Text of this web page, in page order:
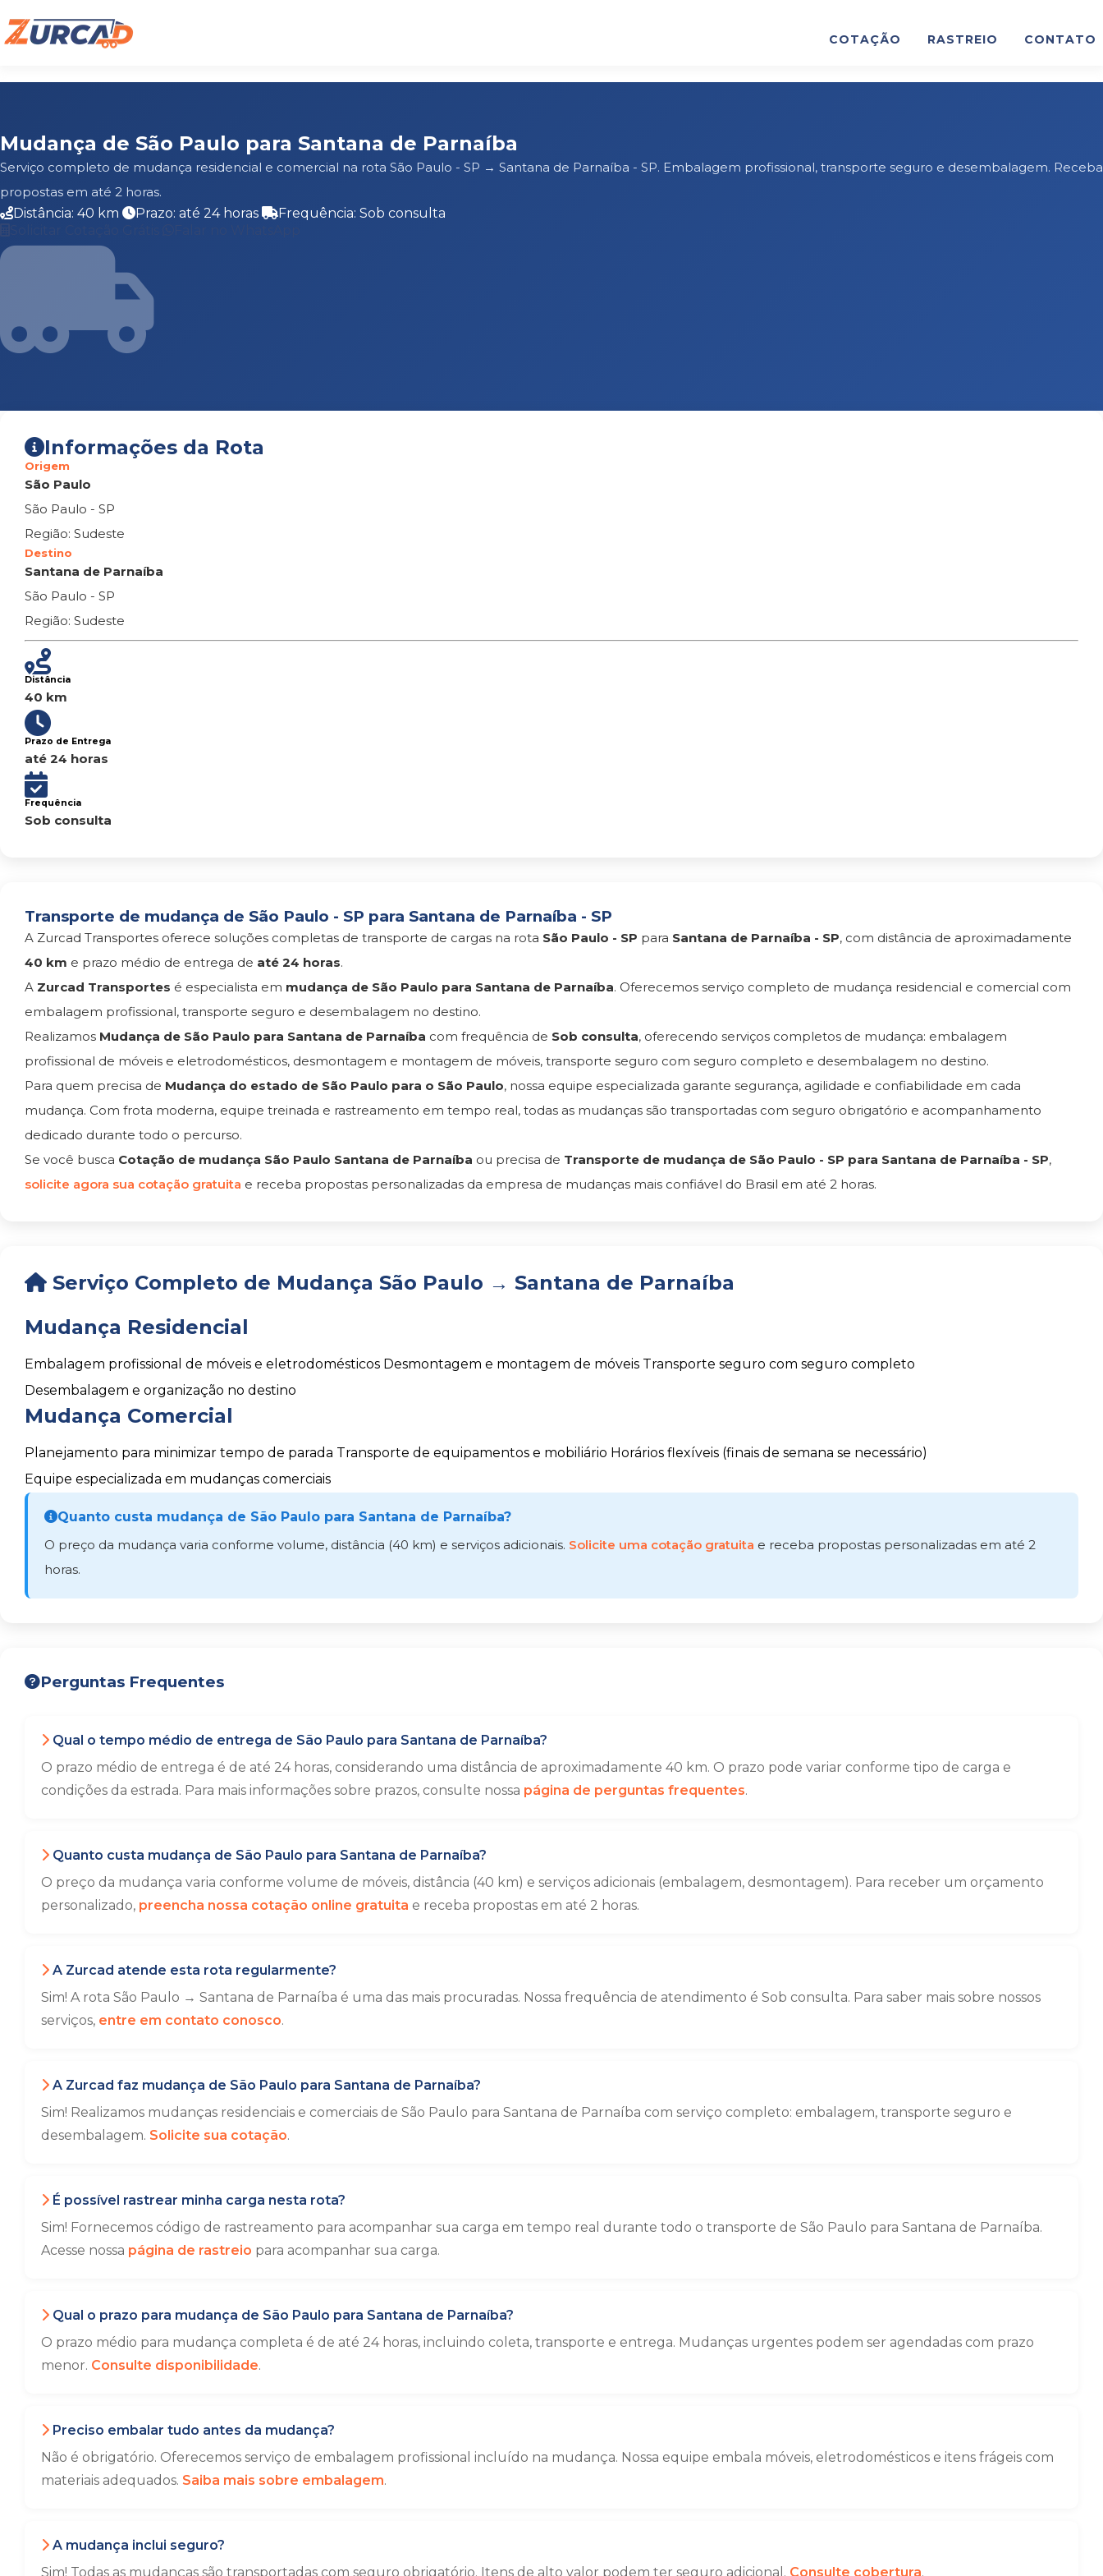
COTAÇÃO RASTREIO CONTATO
Mudança de São Paulo para Santana de Parnaíba
Serviço completo de mudança residencial e comercial na rota São Paulo - SP → Santana de Parnaíba - SP. Embalagem profissional, transporte seguro e desembalagem. Receba
propostas em até 2 horas.
Distância: 40 km
Prazo: até 24 horas
Frequência: Sob consulta
Informações da Rota
Origem
São Paulo
São Paulo - SP
Região: Sudeste
Destino
Santana de Parnaíba
São Paulo - SP
Região: Sudeste
Distância
40 km
Prazo de Entrega
até 24 horas
Frequência
Sob consulta
Transporte de mudança de São Paulo - SP para Santana de Parnaíba - SP
A Zurcad Transportes oferece soluções completas de transporte de cargas na rota São Paulo - SP para Santana de Parnaíba - SP, com distância de aproximadamente
40 km e prazo médio de entrega de até 24 horas.
A Zurcad Transportes é especialista em mudança de São Paulo para Santana de Parnaíba. Oferecemos serviço completo de mudança residencial e comercial com
embalagem profissional, transporte seguro e desembalagem no destino.
Realizamos Mudança de São Paulo para Santana de Parnaíba com frequência de Sob consulta, oferecendo serviços completos de mudança: embalagem
profissional de móveis e eletrodomésticos, desmontagem e montagem de móveis, transporte seguro com seguro completo e desembalagem no destino.
Para quem precisa de Mudança do estado de São Paulo para o São Paulo, nossa equipe especializada garante segurança, agilidade e confiabilidade em cada
mudança. Com frota moderna, equipe treinada e rastreamento em tempo real, todas as mudanças são transportadas com seguro obrigatório e acompanhamento
dedicado durante todo o percurso.
Se você busca Cotação de mudança São Paulo Santana de Parnaíba ou precisa de Transporte de mudança de São Paulo - SP para Santana de Parnaíba - SP,
solicite agora sua cotação gratuita e receba propostas personalizadas da empresa de mudanças mais confiável do Brasil em até 2 horas.
Serviço Completo de Mudança São Paulo → Santana de Parnaíba
Mudança Residencial
Embalagem profissional de móveis e eletrodomésticos Desmontagem e montagem de móveis Transporte seguro com seguro completo
Desembalagem e organização no destino
Mudança Comercial
Planejamento para minimizar tempo de parada Transporte de equipamentos e mobiliário Horários flexíveis (finais de semana se necessário)
Equipe especializada em mudanças comerciais
Quanto custa mudança de São Paulo para Santana de Parnaíba?
O preço da mudança varia conforme volume, distância (40 km) e serviços adicionais. Solicite uma cotação gratuita e receba propostas personalizadas em até 2
horas.
Perguntas Frequentes
Qual o tempo médio de entrega de São Paulo para Santana de Parnaíba?
O prazo médio de entrega é de até 24 horas, considerando uma distância de aproximadamente 40 km. O prazo pode variar conforme tipo de carga e
condições da estrada. Para mais informações sobre prazos, consulte nossa página de perguntas frequentes.
Quanto custa mudança de São Paulo para Santana de Parnaíba?
O preço da mudança varia conforme volume de móveis, distância (40 km) e serviços adicionais (embalagem, desmontagem). Para receber um orçamento
personalizado, preencha nossa cotação online gratuita e receba propostas em até 2 horas.
A Zurcad atende esta rota regularmente?
Sim! A rota São Paulo → Santana de Parnaíba é uma das mais procuradas. Nossa frequência de atendimento é Sob consulta. Para saber mais sobre nossos
serviços, entre em contato conosco.
A Zurcad faz mudança de São Paulo para Santana de Parnaíba?
Sim! Realizamos mudanças residenciais e comerciais de São Paulo para Santana de Parnaíba com serviço completo: embalagem, transporte seguro e
desembalagem. Solicite sua cotação.
É possível rastrear minha carga nesta rota?
Sim! Fornecemos código de rastreamento para acompanhar sua carga em tempo real durante todo o transporte de São Paulo para Santana de Parnaíba.
Acesse nossa página de rastreio para acompanhar sua carga.
Qual o prazo para mudança de São Paulo para Santana de Parnaíba?
O prazo médio para mudança completa é de até 24 horas, incluindo coleta, transporte e entrega. Mudanças urgentes podem ser agendadas com prazo
menor. Consulte disponibilidade.
Preciso embalar tudo antes da mudança?
Não é obrigatório. Oferecemos serviço de embalagem profissional incluído na mudança. Nossa equipe embala móveis, eletrodomésticos e itens frágeis com
materiais adequados. Saiba mais sobre embalagem.
A mudança inclui seguro?
Sim! Todas as mudanças são transportadas com seguro obrigatório. Itens de alto valor podem ter seguro adicional. Consulte cobertura.